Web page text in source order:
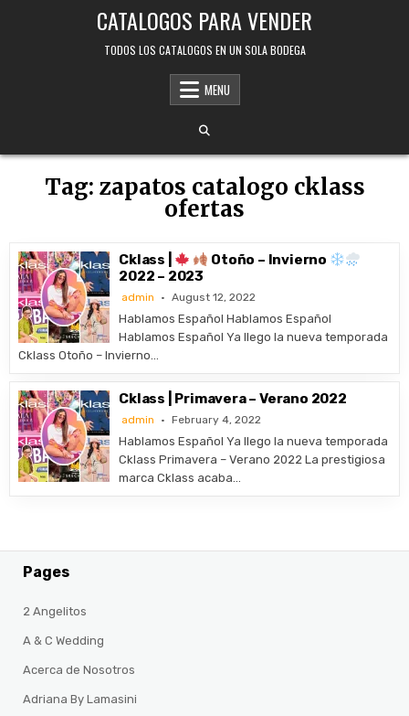
CATALOGOS PARA VENDER
TODOS LOS CATALOGOS EN UN SOLA BODEGA
MENU
Tag: zapatos catalogo cklass
ofertas
Cklass |
Otoño – Invierno
2022 – 2023
admin August 12, 2022
Hablamos Español Hablamos Español
Hablamos Español Ya llego la nueva temporada
Cklass Otoño – Invierno…
Cklass | Primavera – Verano 2022
admin February 4, 2022
Hablamos Español Ya llego la nueva temporada
Cklass Primavera – Verano 2022 La prestigiosa
marca Cklass acaba…
Pages
2 Angelitos
A & C Wedding
Acerca de Nosotros
Adriana By Lamasini